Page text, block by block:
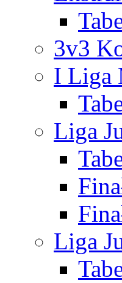
3v3
I Liga
Liga
Liga